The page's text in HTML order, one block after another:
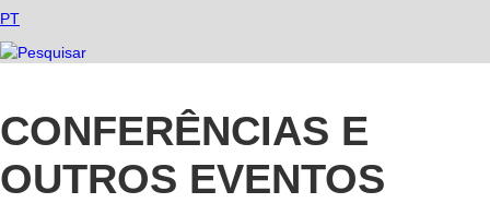
PT
CONFERÊNCIAS E
OUTROS EVENTOS